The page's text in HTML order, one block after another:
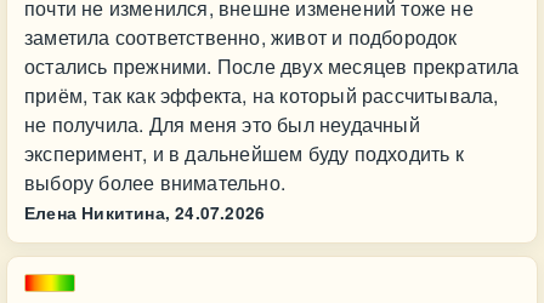
почти не изменился, внешне изменений тоже не
заметила соответственно, живот и подбородок
остались прежними. После двух месяцев прекратила
приём, так как эффекта, на который рассчитывала,
не получила. Для меня это был неудачный
эксперимент, и в дальнейшем буду подходить к
выбору более внимательно.
Елена Никитина, 24.07.2026